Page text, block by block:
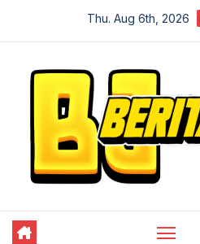
Thu. Aug 6th, 2026